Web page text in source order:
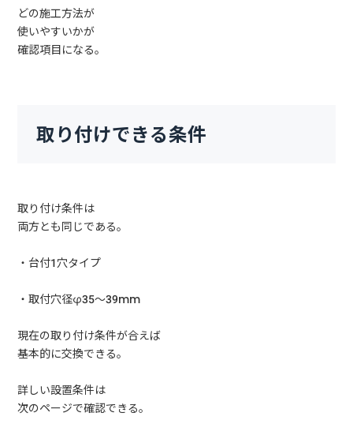
どの施工方法が
使いやすいかが
確認項目になる。
取り付けできる条件
取り付け条件は
両方とも同じである。
・台付1穴タイプ
・取付穴径φ35〜39mm
現在の取り付け条件が合えば
基本的に交換できる。
詳しい設置条件は
次のページで確認できる。